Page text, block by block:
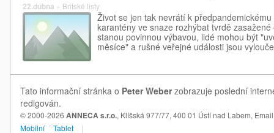
22.dubna » Britské listy
Život se jen tak nevrátí k
karantény ve snaze rozhýbat tvrdě
stanou povinnou výbavou, lidé mohou být
měsíce" a rušné veřejné události jsou
Tato informační stránka o Peter Weberzobrazuje poslední
redigován.
© 2000-2026 ANNECA s.r.o., Klíšská 977/77, 400 01 Ústí nad Labem,
Mobilní
Tablet |